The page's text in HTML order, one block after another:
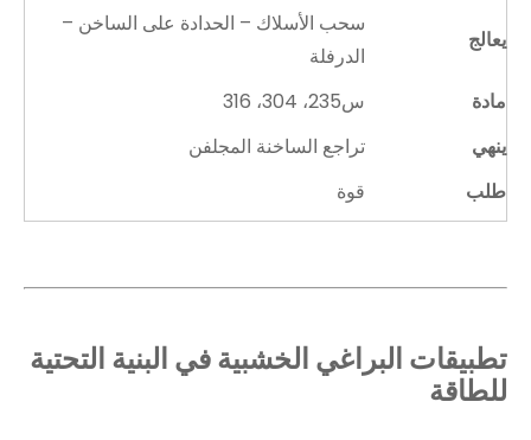
يعالج
سحب الأسلاك – الحدادة على الساخن –
الدرفلة
مادة
س235، 304، 316
ينهي
تراجع الساخنة المجلفن
طلب
قوة
تطبيقات البراغي الخشبية في البنية التحتية
للطاقة